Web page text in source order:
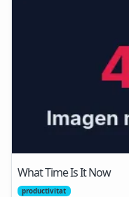
What Time Is It Now
productivitat